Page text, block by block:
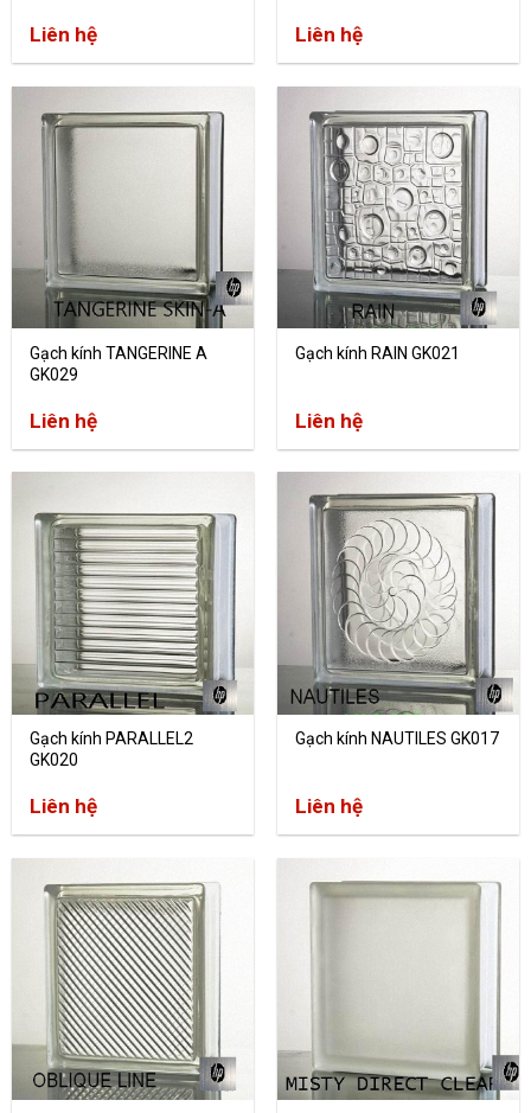
Liên hệ Liên hệ
Gạch kính TANGERINE A
GK029
Liên hệ
Gạch kính RAIN GK021
Liên hệ
Gạch kính PARALLEL2
GK020
Liên hệ
Gạch kính NAUTILES GK017
Liên hệ